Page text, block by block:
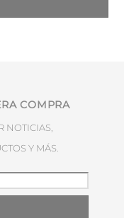
COMPRA
NOTICIAS,
Y MÁS.